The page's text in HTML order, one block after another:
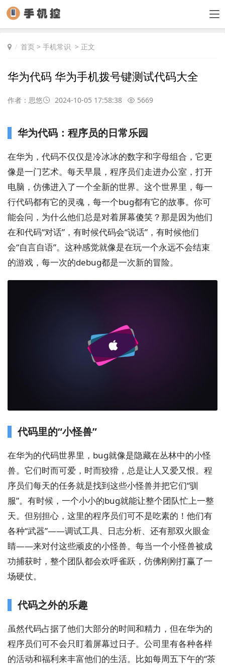
首页 > 手机常识 > 正文
华为代码 华为手机拨号键测试代码大全
作者：思悠 2024-10-05 17:58:38 5669
华为代码：程序员的日常乐园
在华为，代码不仅仅是冷冰冰的数字和字母组合，它更
像是一门艺术。每天早晨，程序员们走进办公室，打开
电脑，仿佛进入了一个全新的世界。这个世界里，每一
行代码都有它的灵魂，每一个bug都有它的故事。你可
能会问，为什么他们总是对着屏幕傻笑？那是因为他们
在和代码“对话”，有时候代码会“说话”，有时候他们
会“自言自语”。这种感觉就像是在玩一个永远不会结束
的游戏，每一次的debug都是一次新的冒险。
代码里的“小怪兽”
在华为的代码世界里，bug就像是隐藏在丛林中的小怪
兽。它们时而可爱，时而狡猾，总是让人又爱又恨。程
序员们每天的任务就是找到这些小怪兽并把它们“驯
服”。有时候，一个小小的bug就能让整个团队忙上一整
天。但别担心，这里的程序员们可不是吃素的！他们有
各种“武器”——调试工具、日志分析、还有那双火眼金
睛——来对付这些顽皮的小怪兽。每当一个小怪兽被成
功捕获时，整个团队都会欢呼雀跃，仿佛刚刚打赢了一
场硬仗。
代码之外的乐趣
虽然代码占据了他们大部分的时间和精力，但在华为的
程序员们可不会只盯着屏幕过日子。公司里有各种各样
的活动和福利来丰富他们的生活。比如每周五下午的“茶